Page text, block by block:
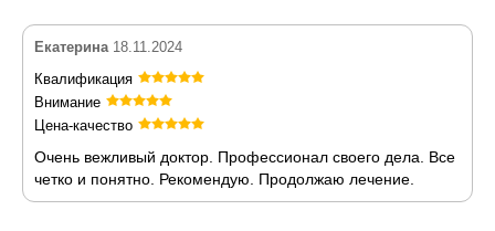
Екатерина 18.11.2024
Квалификация
Внимание
Цена-качество
Очень вежливый доктор. Профессионал своего дела. Все
четко и понятно. Рекомендую. Продолжаю лечение.